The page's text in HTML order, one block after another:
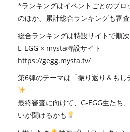
*ランキングはイベントごとのブロ
のほか、累計総合ランキングも審査
総合ランキングは特設サイトで順
E-EGG × mysta特設サイト
https://gegg.mysta.tv/
第6弾のテーマは「振り返り＆もし
最終審査に向けて、G-EGG生たち
いが聞けるかも